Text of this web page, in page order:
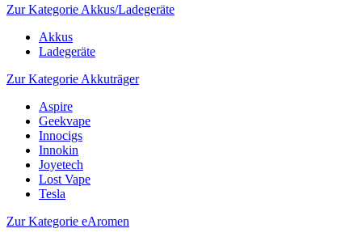
Zur Kategorie Akkus/Ladegeräte
Akkus
Ladegeräte
Zur Kategorie Akkuträger
Aspire
Geekvape
Innocigs
Innokin
Joyetech
Lost Vape
Tesla
Zur Kategorie eAromen